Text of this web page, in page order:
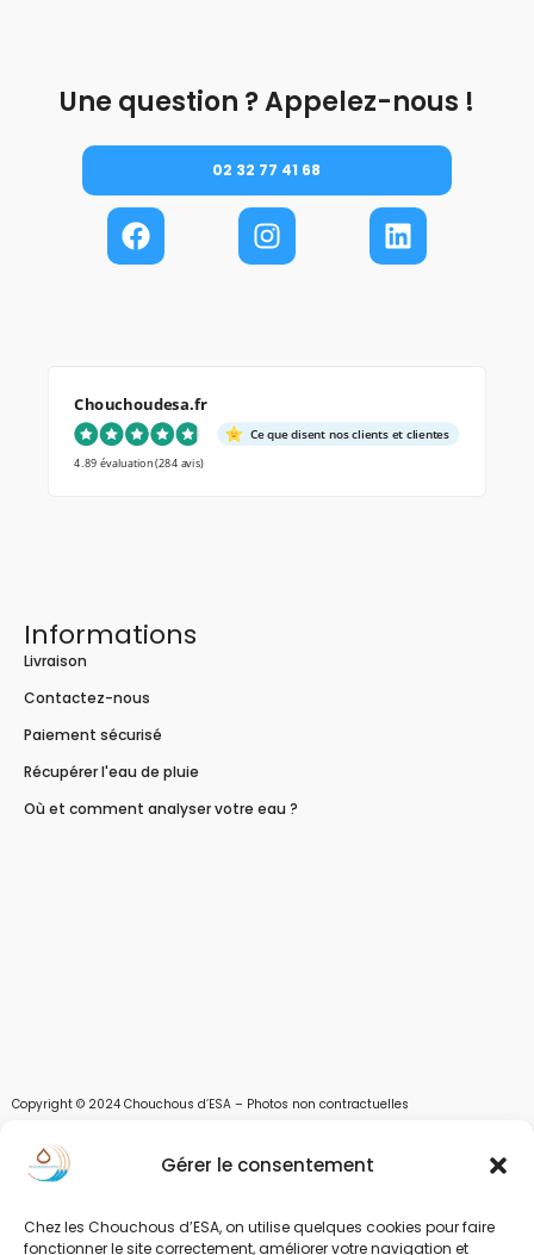
Gérer le consentement
Chez les Chouchous d’ESA, on utilise quelques cookies pour faire
fonctionner le site correctement, améliorer votre navigation et
Une question ? Appelez-nous !
02 32 77 41 68
Chouchoudesa.fr
Ce que disent nos clients et clientes
4.89 évaluation(284 avis)
Informations
Livraison
Contactez-nous
Paiement sécurisé
Récupérer l'eau de pluie
Où et comment analyser votre eau ?
Copyright © 2024 Chouchous d’ESA – Photos non contractuelles
Les chouchous d’Esa vous apportent toutes les solutions pour récupérer l’eau de
pluie, et des moyens pour stocker, filtrer, traiter et potabiliser l’eau d’un forage,
Soleil et Air nous proposons également des équipements pour décontaminer de
l’air par photocatalyse ou plasma froid et des équipements solaires.